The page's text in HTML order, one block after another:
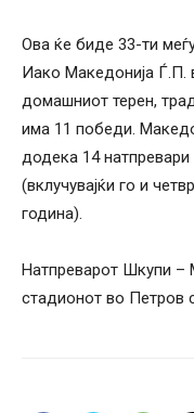
Ова ќе биде 33-ти
Иако Македонија Ѓ.П.
домашниот терен,
има 11 победи.
додека 14
(вклучувајќи го и
година).
Натпреварот Шкупи –
стадионот во Петров